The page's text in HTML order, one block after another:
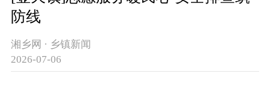
防线
湘乡网 · 乡镇新闻
2026-07-06